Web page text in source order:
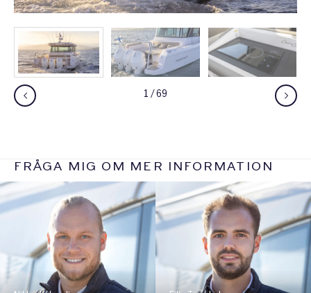
1 / 69
FRÅGA MIG OM MER INFORMATION